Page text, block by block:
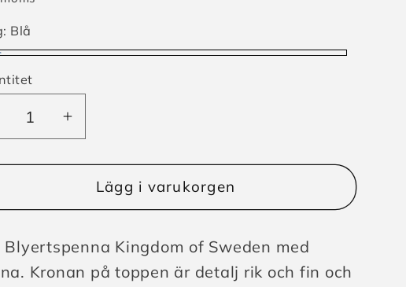
Blå
Minska
Blyertspenna
Öka
kvantitet
för
Blyertspenna
Sverige
krona
Lägg i varukorgen
Blyertspenna Kingdom of Sweden med
Kronan på toppen är detalj rik och fin och